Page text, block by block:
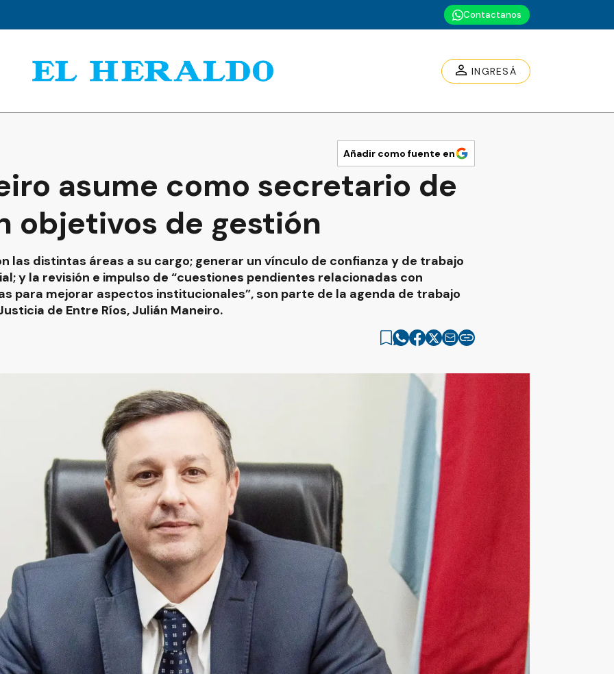
Contactanos
INGRESÁ
Añadir como fuente en
asume como secretario de
objetivos de gestión
las distintas áreas a su cargo; generar un vínculo de confianza y de trabajo
y la revisión e impulso de “cuestiones pendientes relacionadas con
para mejorar aspectos institucionales”, son parte de la agenda de trabajo
de Entre Ríos, Julián Maneiro.